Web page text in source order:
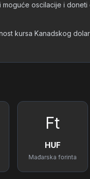
oscilacije i
kursa Kanadskog
Ft
HUF
Mađarska forinta